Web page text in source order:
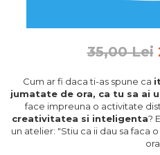
Decoratiuni pentru casa
Genti si portofele barbati din
Cadouri de Paste
Produse personalizate
nunti si botezuri
35,00 Lei
Cum ar fi daca ti-as spune ca
jumatate de ora, ca tu sa ai
face impreuna o activitate
creativitatea si inteligenta?
un atelier: "Stiu ca ii dau sa faca